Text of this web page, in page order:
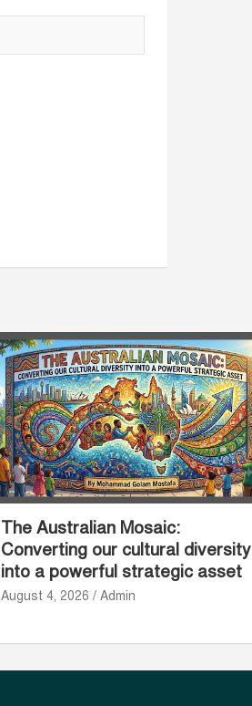
The Australian Mosaic:
Converting our cultural diversity
into a powerful strategic asset
August 4, 2026 Admin